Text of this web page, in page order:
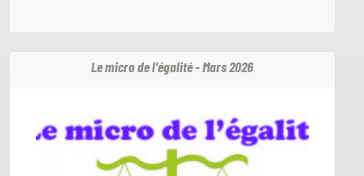
Le micro de l'égalité - Mars 2026